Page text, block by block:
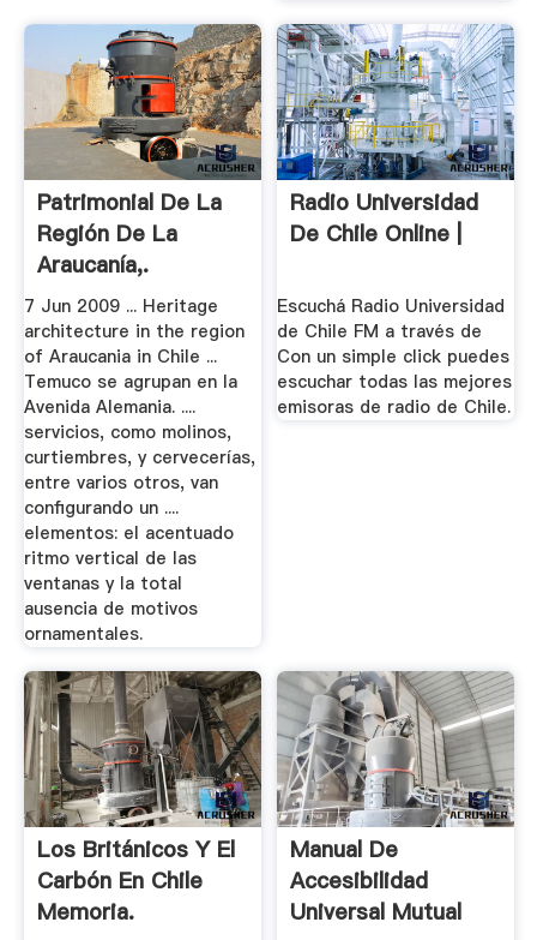
Patrimonial De La
Región De La
Araucanía,.
7 Jun 2009 ... Heritage
architecture in the region
of Araucania in Chile ...
Temuco se agrupan en la
Avenida Alemania. ....
servicios, como molinos,
curtiembres, y cervecerías,
entre varios otros, van
configurando un ....
elementos: el acentuado
ritmo vertical de las
ventanas y la total
ausencia de motivos
ornamentales.
Radio Universidad
De Chile Online |
Escuchá Radio Universidad
de Chile FM a través de
Con un simple click puedes
escuchar todas las mejores
emisoras de radio de Chile.
Los Británicos Y El
Carbón En Chile
Memoria.
Manual De
Accesibilidad
Universal Mutual